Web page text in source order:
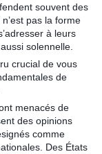
souvent des
pas la forme
à leurs
solennelle.
crucial de vous
de
menacés de
des opinions
comme
Des États